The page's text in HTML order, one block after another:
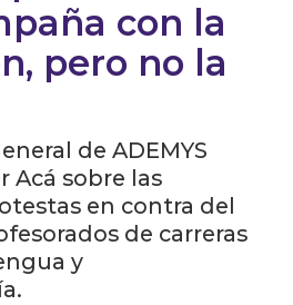
con la
pero no la
de ADEMYS
Acá sobre las
en contra del
de carreras
y